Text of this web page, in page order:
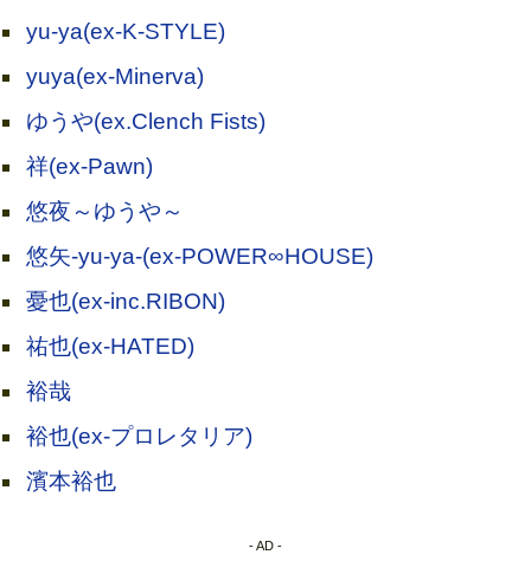
yu-ya(ex-K-STYLE)
yuya(ex-Minerva)
ゆうや(ex.Clench Fists)
祥(ex-Pawn)
悠夜～ゆうや～
悠矢-yu-ya-(ex-POWER∞HOUSE)
憂也(ex-inc.RIBON)
祐也(ex-HATED)
裕哉
裕也(ex-プロレタリア)
濱本裕也
- AD -